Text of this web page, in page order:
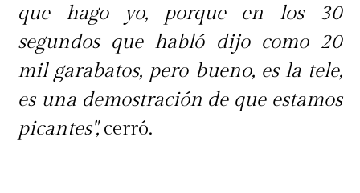
que hago yo, porque en los 30
segundos que habló dijo como 20
mil garabatos, pero bueno, es la tele,
es una demostración de que estamos
picantes",cerró.